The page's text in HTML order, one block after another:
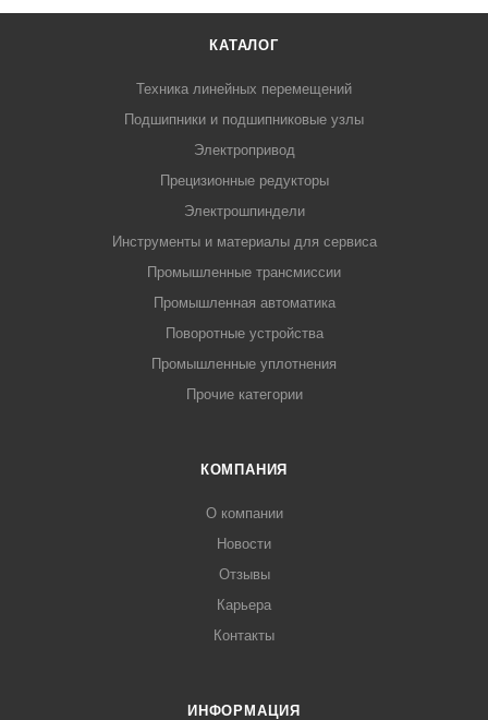
КАТАЛОГ
Техника линейных перемещений
Подшипники и подшипниковые узлы
Электропривод
Прецизионные редукторы
Электрошпиндели
Инструменты и материалы для сервиса
Промышленные трансмиссии
Промышленная автоматика
Поворотные устройства
Промышленные уплотнения
Прочие категории
КОМПАНИЯ
О компании
Новости
Отзывы
Карьера
Контакты
ИНФОРМАЦИЯ